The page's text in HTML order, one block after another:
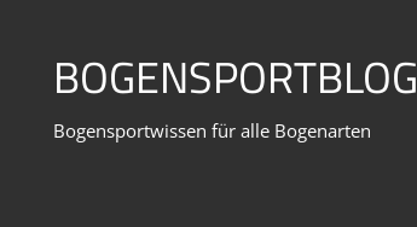
springenBOGENSPORTBLOG
Bogensportwissen für alle Bogenarten